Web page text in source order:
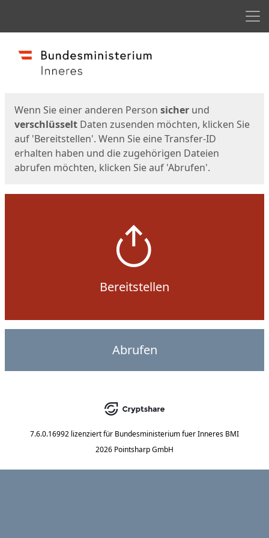
Start
Wenn Sie einer anderen Person sicher und
verschlüsselt Daten zusenden möchten, klicken Sie
auf 'Bereitstellen'. Wenn Sie eine Transfer-ID
erhalten haben und die zugehörigen Dateien
abrufen möchten, klicken Sie auf 'Abrufen'.
Bereitstellen
Abrufen
7.6.0.16992 lizenziert für Bundesministerium fuer Inneres BMI
2026 Pointsharp GmbH